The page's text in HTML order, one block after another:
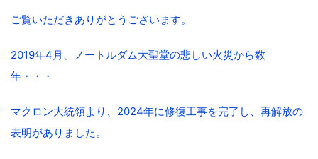
ご覧いただきありがとうございます。
2019年4月、ノートルダム大聖堂の悲しい火災から数
年・・・
マクロン大統領より、2024年に修復工事を完了し、再解放の
表明がありました。